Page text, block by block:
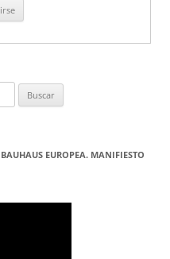
EUROPEA. MANIFIESTO